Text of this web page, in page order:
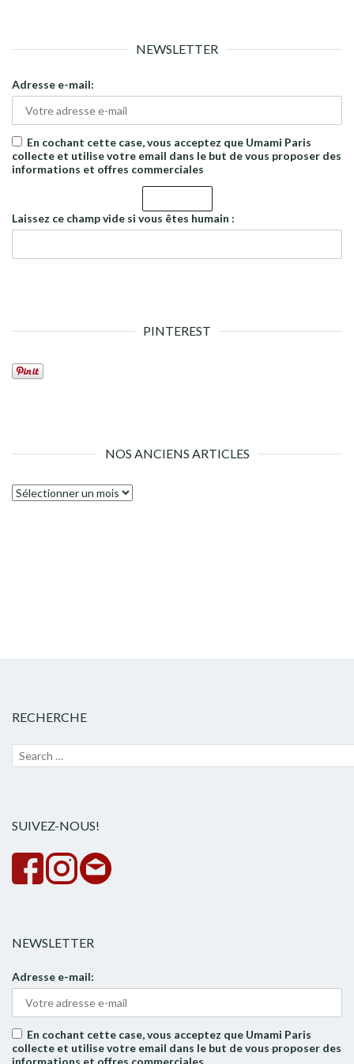
NEWSLETTER
Adresse e-mail:
En cochant cette case, vous acceptez que Umami Paris
collecte et utilise votre email dans le but de vous proposer des
informations et offres commerciales
Laissez ce champ vide si vous êtes humain :
PINTEREST
NOS ANCIENS ARTICLES
Nos
RECHERCHE
Recherche
SUIVEZ-NOUS!
NEWSLETTER
Adresse e-mail:
En cochant cette case, vous acceptez que Umami Paris
collecte et utilise votre email dans le but de vous proposer des
informations et offres commerciales